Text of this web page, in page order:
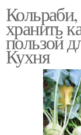
хранить
пользой
Кухня